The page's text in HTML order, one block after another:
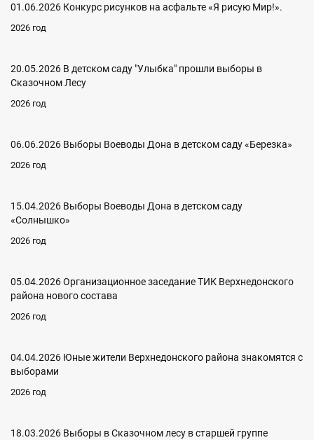
01.06.2026 Конкурс рисунков на асфальте «Я рисую Мир!».
2026 год
20.05.2026 В детском саду "Улыбка" прошли выборы в
Сказочном Лесу
2026 год
06.06.2026 Выборы Воеводы Дона в детском саду «Березка»
2026 год
15.04.2026 Выборы Воеводы Дона в детском саду
«Солнышко»
2026 год
05.04.2026 Организационное заседание ТИК Верхнедонского
района нового состава
2026 год
04.04.2026 Юные жители Верхнедонского района знакомятся с
выборами
2026 год
18.03.2026 Выборы в Сказочном лесу в старшей группе